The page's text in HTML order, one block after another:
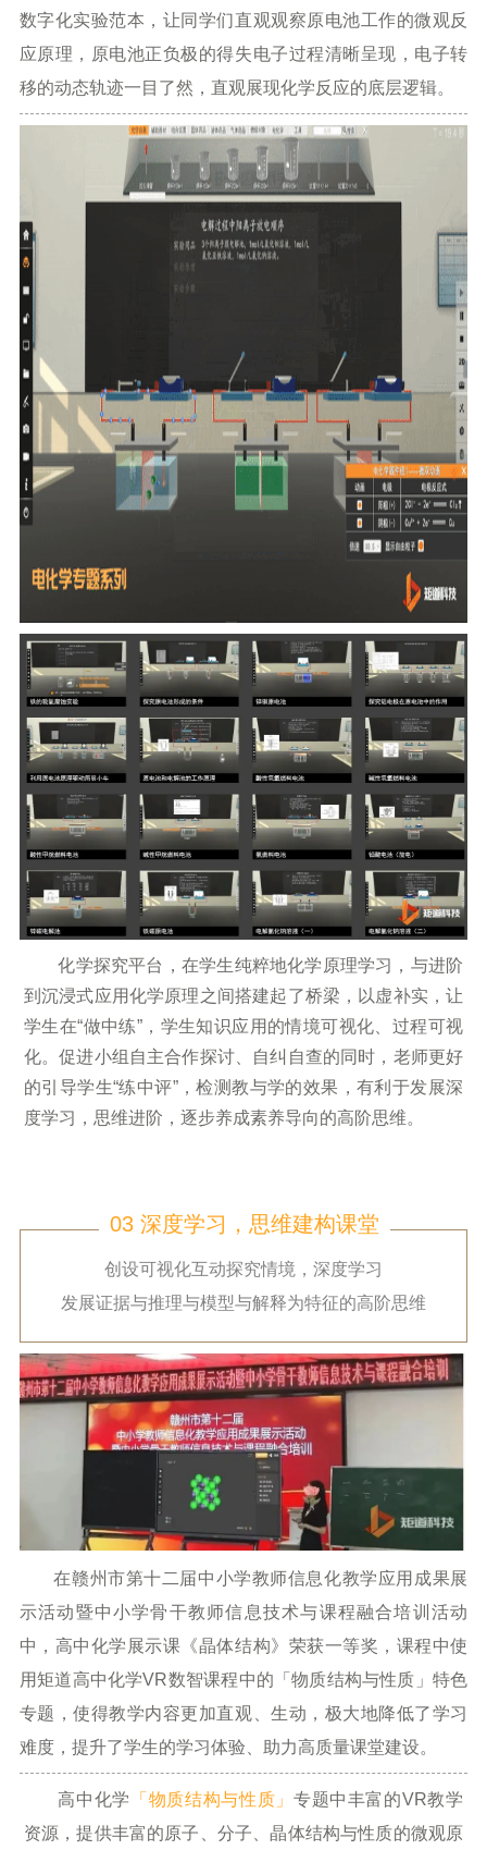
数字化实验范本，让同学们直观观察原电池工作的微观反
应原理，原电池正负极的得失电子过程清晰呈现，电子转
移的动态轨迹一目了然，直观展现化学反应的底层逻辑。
化学探究平台，在学生纯粹地化学原理学习，与进阶
到沉浸式应用化学原理之间搭建起了桥梁，以虚补实，让
学生在“做中练”，学生知识应用的情境可视化、过程可视
化。促进小组自主合作探讨、自纠自查的同时，老师更好
的引导学生“练中评”，检测教与学的效果，有利于发展深
度学习，思维进阶 ，逐步养成素养导向的高阶思维。
03 深度学习 ，思维建构课堂
创设可视化互动探究情境，深度学习
发展证据与推理与模型与解释为特征的高阶思维
在赣州市第十二届中小学教师信息化教学应用成果展
示活动暨中小学骨干教师信息技术与课程融合培训活动
中，高中化学展示课《晶体结构》荣获一等奖，课程中使
用矩道高中化学VR数智课程中的「物质结构与性质」特色
专题，使得教学内容更加直观、生动，极大地降低了学习
难度，提升了学生的学习体验、助力高质量课堂建设。
高中化学 「物质结构与性质」 专题中丰富的VR教学
资源，提供丰富的原子、分子、晶体结构与性质的微观原